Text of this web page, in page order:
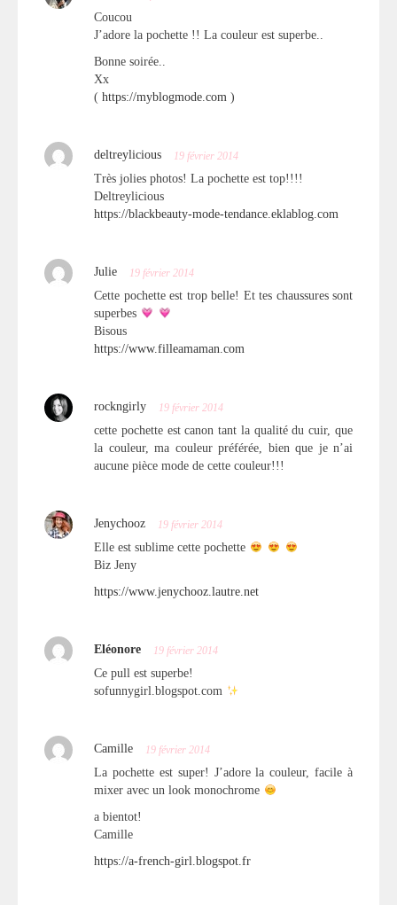
Coucou
J’adore la pochette !! La couleur est superbe..
Bonne soirée..
Xx
( https://myblogmode.com )
deltreylicious 19 février 2014
Très jolies photos! La pochette est top!!!!
Deltreylicious
https://blackbeauty-mode-tendance.eklablog.com
Julie 19 février 2014
Cette pochette est trop belle! Et tes chaussures sont
superbes
Bisous
https://www.filleamaman.com
rockngirly 19 février 2014
cette pochette est canon tant la qualité du cuir, que
la couleur, ma couleur préférée, bien que je n’ai
aucune pièce mode de cette couleur!!!
Jenychooz 19 février 2014
Elle est sublime cette pochette
Biz Jeny
https://www.jenychooz.lautre.net
Eléonore 19 février 2014
Ce pull est superbe!
sofunnygirl.blogspot.com
Camille 19 février 2014
La pochette est super! J’adore la couleur, facile à
mixer avec un look monochrome
a bientot!
Camille
https://a-french-girl.blogspot.fr